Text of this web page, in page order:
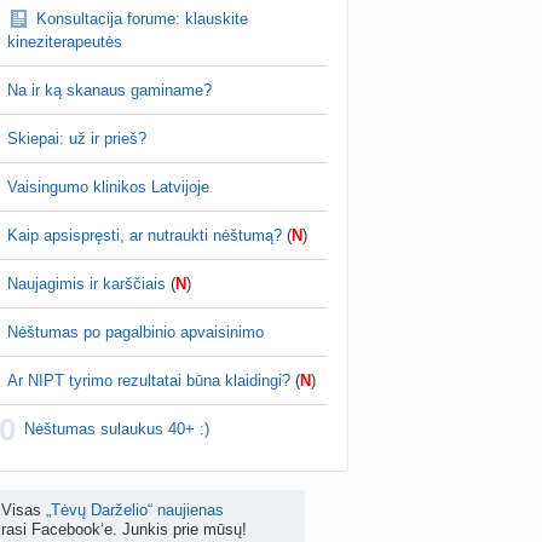
TD asistentė
klausimai apie cezario pjūvį (+2)
Veronika99 prieš 5 d.
brendimas (3)
testuotojos! (bendra tema)
Karlitele prieš 5 d.
drabuziai (2)
ribos (11)
danguolyte prieš 5 d.
Gelis „Anaftin® Baby“ dygstant dantukams (atsiliepimai) (4)
kad folikulai nebus kokybiski, arba
bus labai nedaug. Viskas jau labai an…
Konsultacija forume: klauskite
kineziterapeutės
Na ir ką skanaus gaminame?
Skiepai: už ir prieš?
Vaisingumo klinikos Latvijoje
Kaip apsispręsti, ar nutraukti nėštumą? (N)
Naujagimis ir karščiais (N)
Nėštumas po pagalbinio apvaisinimo
Ar NIPT tyrimo rezultatai būna klaidingi? (N)
Nėštumas sulaukus 40+ :)
Visas „Tėvų Darželio“ naujienas
rasi Facebook‘e. Junkis prie mūsų!